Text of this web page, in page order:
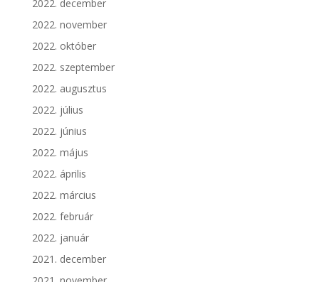
2022. december
2022. november
2022. október
2022. szeptember
2022. augusztus
2022. július
2022. június
2022. május
2022. április
2022. március
2022. február
2022. január
2021. december